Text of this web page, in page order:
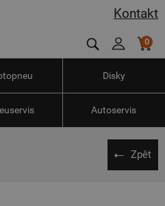
Kontakt
0
Disky
Autoservis
Zpět